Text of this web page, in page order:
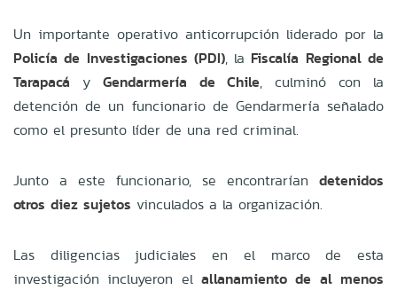
Un importante operativo anticorrupción liderado por la
Policía de Investigaciones (PDI), la Fiscalía Regional de
Tarapacá y Gendarmería de Chile, culminó con la
detención de un funcionario de Gendarmería señalado
como el presunto líder de una red criminal.
Junto a este funcionario, se encontrarían detenidos
otros diez sujetos vinculados a la organización.
Las diligencias judiciales en el marco de esta
investigación incluyeron el allanamiento de al menos